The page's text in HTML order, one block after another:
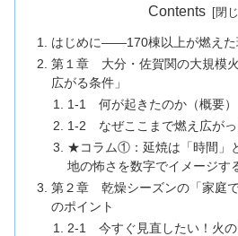
Contents
はじめに――170棟以上が燃えた
第１章 大分・佐賀関の大規模
広がる条件」
1-1 何が起きたのか（概要）
1-2 なぜここまで燃え広が
★コラム①：延焼は「時間」
地の怖さを数字でイメージす
第２章 乾燥シーズンの「家庭
のポイント
2-1 今すぐ見直したい！火の